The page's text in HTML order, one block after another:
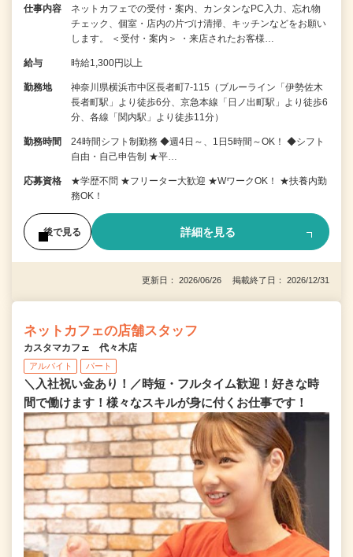
仕事内容
ネットカフェでの受付・案内、カンタンなPC入力、忘れ物
チェック、個室・店内の片づけ清掃、キッチンなどをお願い
します。 ＜受付・案内＞ ・来店されたお客様…
給与 時給1,300円以上
勤務地
神奈川県横浜市中区長者町7-115（ブルーライン「伊勢佐木
長者町駅」より徒歩6分、京急本線「日ノ出町駅」より徒歩6
分、各線「関内駅」より徒歩11分）
勤務時間
24時間シフト制勤務 ◆週4日～、1日5時間～OK！ ◆シフト
自由・自己申告制 ★平…
応募資格
★学歴不問 ★フリーター大歓迎 ★WワークOK！ ★扶養内勤
務OK！
後で見る 詳細を見る
更新日： 2026/06/26 掲載終了日： 2026/12/31
ネットカフェの店舗スタッフ
カスタマカフェ 代々木店
アルバイト パート
＼入社祝い金あり！／時短・フルタイム歓迎！好きな時
間で働けます！様々なスキルが身に付くお仕事です！